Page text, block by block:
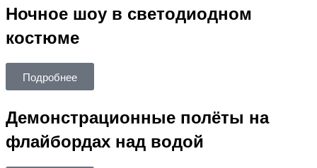
Ночное шоу в светодиодном
костюме
Подробнее
Демонстрационные полёты на
флайбордах над водой